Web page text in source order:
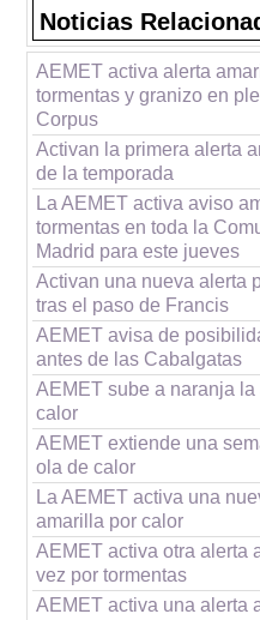
Noticias
AEMET activa alerta
tormentas y granizo en
Corpus
Activan la primera alerta
de la temporada
La AEMET activa aviso
tormentas en toda la
Madrid para este jueves
Activan una nueva alerta
tras el paso de Francis
AEMET avisa de
antes de las Cabalgatas
AEMET sube a naranja la
calor
AEMET extiende una
ola de calor
La AEMET activa una
amarilla por calor
AEMET activa otra alerta
vez por tormentas
AEMET activa una alerta